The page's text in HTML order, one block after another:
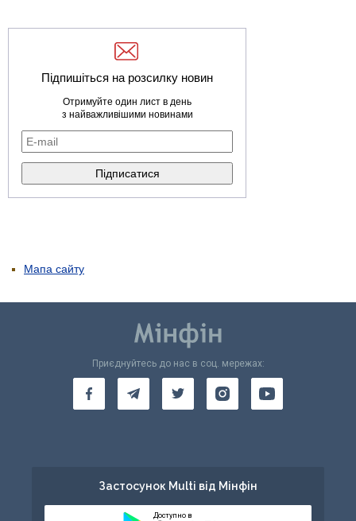
Підпишіться на розсилку новин
Отримуйте один лист в день
з найважливішими новинами
Мапа сайту
Приєднуйтесь до нас в соц. мережах:
Застосунок Multi від Мінфін
Доступно в